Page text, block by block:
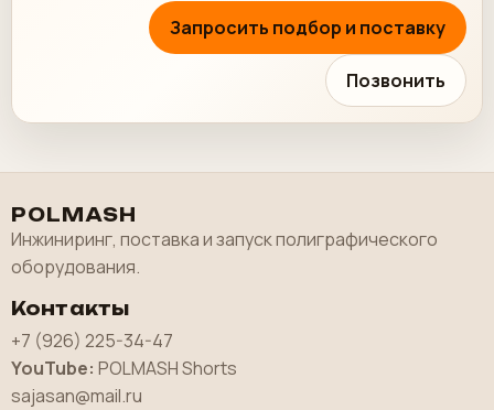
Запросить подбор и поставку
Позвонить
POLMASH
Инжиниринг, поставка и запуск полиграфического
оборудования.
Контакты
+7 (926) 225-34-47
YouTube: POLMASH Shorts
sajasan@mail.ru